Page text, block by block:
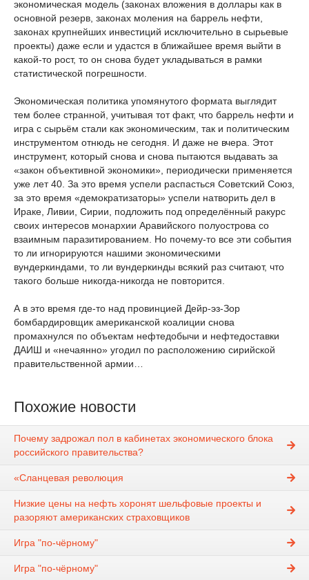
экономическая модель (законах вложения в доллары как в
основной резерв, законах моления на баррель нефти,
законах крупнейших инвестиций исключительно в сырьевые
проекты) даже если и удастся в ближайшее время выйти в
какой-то рост, то он снова будет укладываться в рамки
статистической погрешности.
Экономическая политика упомянутого формата выглядит
тем более странной, учитывая тот факт, что баррель нефти и
игра с сырьём стали как экономическим, так и политическим
инструментом отнюдь не сегодня. И даже не вчера. Этот
инструмент, который снова и снова пытаются выдавать за
«закон объективной экономики», периодически применяется
уже лет 40. За это время успели распасться Советский Союз,
за это время «демократизаторы» успели натворить дел в
Ираке, Ливии, Сирии, подложить под определённый ракурс
своих интересов монархии Аравийского полуострова со
взаимным паразитированием. Но почему-то все эти события
то ли игнорируются нашими экономическими
вундеркиндами, то ли вундеркинды всякий раз считают, что
такого больше никогда-никогда не повторится.
А в это время где-то над провинцией Дейр-эз-Зор
бомбардировщик американской коалиции снова
промахнулся по объектам нефтедобычи и нефтедоставки
ДАИШ и «нечаянно» угодил по расположению сирийской
правительственной армии…
Похожие новости
Почему задрожал пол в кабинетах экономического блока
российского правительства?
«Сланцевая революция
Низкие цены на нефть хоронят шельфовые проекты и
разоряют американских страховщиков
Игра "по-чёрному"
Игра "по-чёрному"